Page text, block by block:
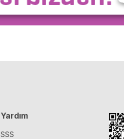
Yardım
SSS